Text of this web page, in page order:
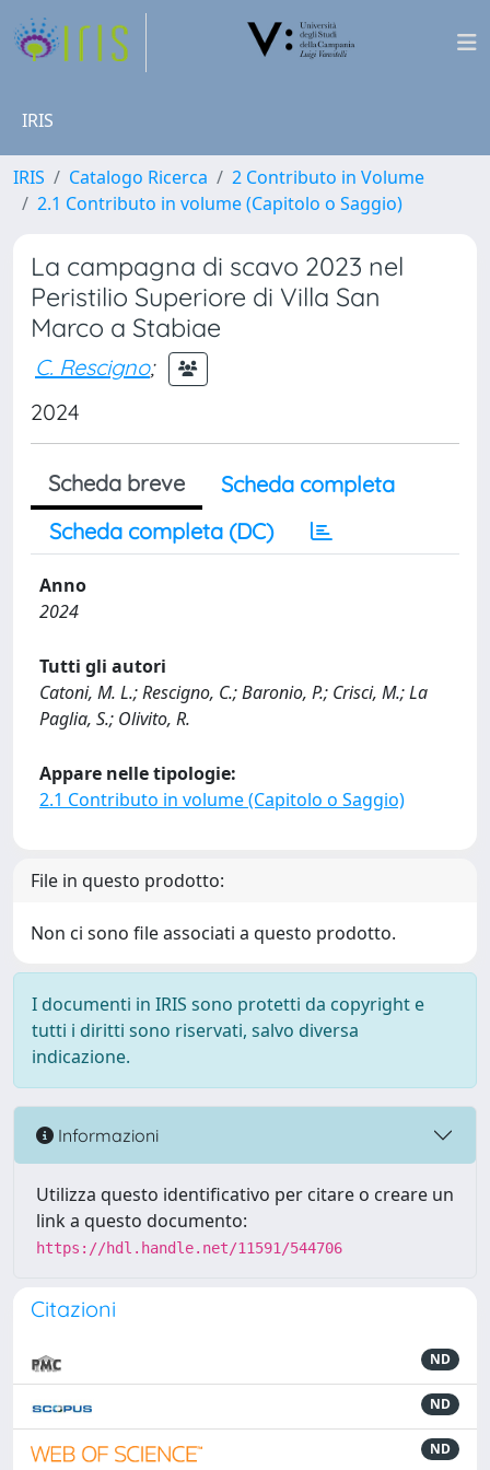
IRIS
IRIS Catalogo Ricerca
2 Contributo in Volume
2.1 Contributo in volume (Capitolo o Saggio)
La campagna di scavo 2023 nel
Peristilio Superiore di Villa San
Marco a Stabiae
C. Rescigno;
2024
Scheda breve
Scheda completa
Scheda completa (DC)
Anno
2024
Tutti gli autori
Catoni, M. L.; Rescigno, C.; Baronio, P.; Crisci, M.; La
Paglia, S.; Olivito, R.
Appare nelle tipologie:
2.1 Contributo in volume (Capitolo o Saggio)
File in questo prodotto:
Non ci sono file associati a questo prodotto.
I documenti in IRIS sono protetti da copyright e
tutti i diritti sono riservati, salvo diversa
indicazione.
Informazioni
Utilizza questo identificativo per citare o creare un
link a questo documento:
https://hdl.handle.net/11591/544706
Citazioni
ND
ND
ND